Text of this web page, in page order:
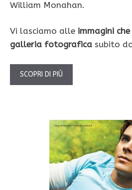
William Monahan.
Vi lasciamo alle immagini
galleria fotografica subito
SCOPRI DI PIÙ